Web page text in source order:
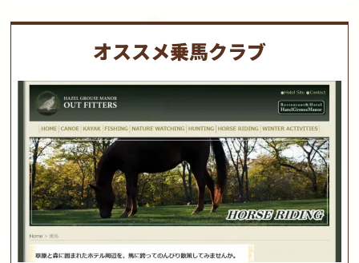
オススメ乗馬クラブ